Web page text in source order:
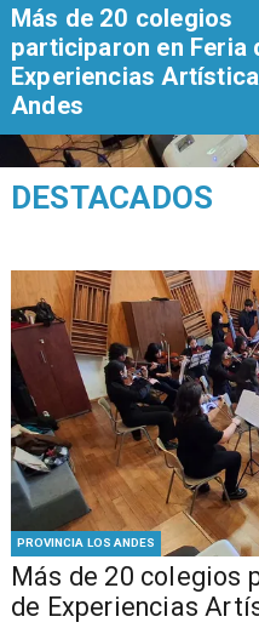
PROVINCIA LOS ANDES
Más de 20 colegios
de Experiencias
Más de 20 colegios
participaron en Feria
Experiencias
Andes
DESTACADOS